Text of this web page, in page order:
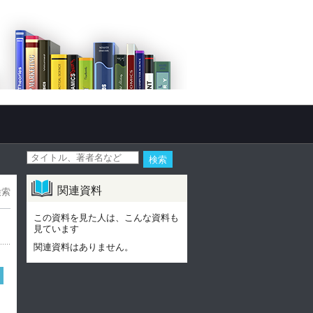
関連資料
この資料を見た人は、こんな資料も
見ています
関連資料はありません。